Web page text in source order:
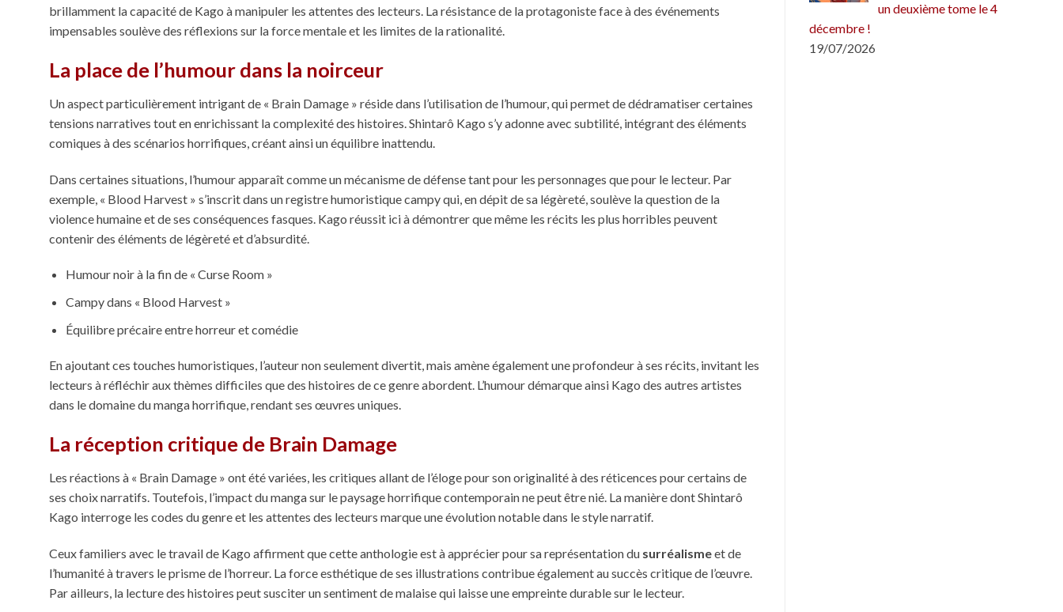
brillamment la capacité de Kago à manipuler les attentes des lecteurs. La résistance de la protagoniste face à des événements
impensables soulève des réflexions sur la force mentale et les limites de la rationalité.
La place de l’humour dans la noirceur
Un aspect particulièrement intrigant de « Brain Damage » réside dans l’utilisation de l’humour, qui permet de dédramatiser certaines
tensions narratives tout en enrichissant la complexité des histoires. Shintarô Kago s’y adonne avec subtilité, intégrant des éléments
comiques à des scénarios horrifiques, créant ainsi un équilibre inattendu.
Dans certaines situations, l’humour apparaît comme un mécanisme de défense tant pour les personnages que pour le lecteur. Par
exemple, « Blood Harvest » s’inscrit dans un registre humoristique campy qui, en dépit de sa légèreté, soulève la question de la
violence humaine et de ses conséquences fasques. Kago réussit ici à démontrer que même les récits les plus horribles peuvent
contenir des éléments de légèreté et d’absurdité.
Humour noir à la fin de « Curse Room »
Campy dans « Blood Harvest »
Équilibre précaire entre horreur et comédie
En ajoutant ces touches humoristiques, l’auteur non seulement divertit, mais amène également une profondeur à ses récits, invitant les
lecteurs à réfléchir aux thèmes difficiles que des histoires de ce genre abordent. L’humour démarque ainsi Kago des autres artistes
dans le domaine du manga horrifique, rendant ses œuvres uniques.
La réception critique de Brain Damage
Les réactions à « Brain Damage » ont été variées, les critiques allant de l’éloge pour son originalité à des réticences pour certains de
ses choix narratifs. Toutefois, l’impact du manga sur le paysage horrifique contemporain ne peut être nié. La manière dont Shintarô
Kago interroge les codes du genre et les attentes des lecteurs marque une évolution notable dans le style narratif.
Ceux familiers avec le travail de Kago affirment que cette anthologie est à apprécier pour sa représentation du surréalismeet de
l’humanité à travers le prisme de l’horreur. La force esthétique de ses illustrations contribue également au succès critique de l’œuvre.
Par ailleurs, la lecture des histoires peut susciter un sentiment de malaise qui laisse une empreinte durable sur le lecteur.
un deuxième tome le 4
décembre !
19/07/2026